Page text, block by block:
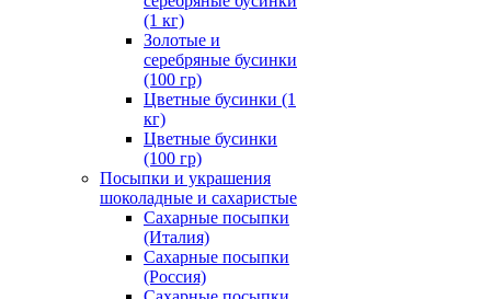
(1 кг)
Золотые и
серебряные бусинки
(100 гр)
Цветные бусинки (1
кг)
Цветные бусинки
(100 гр)
Посыпки и украшения
шоколадные и сахаристые
Сахарные посыпки
(Италия)
Сахарные посыпки
(Россия)